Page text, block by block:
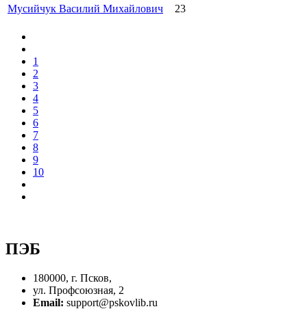
Мусийчук Василий Михайлович
23
1
2
3
4
5
6
7
8
9
10
ПЭБ
180000, г. Псков,
ул. Профсоюзная, 2
Email: support@pskovlib.ru